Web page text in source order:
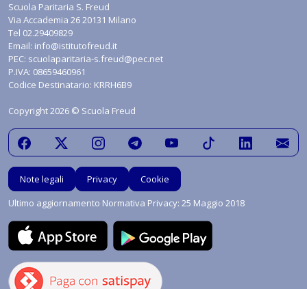
Scuola Paritaria S. Freud
Via Accademia 26 20131 Milano
Tel 02.29409829
Email: info@istitutofreud.it
PEC: scuolaparitaria-s.freud@pec.net
P.IVA: 08659460961
Codice Destinatario: KRRH6B9
Copyright 2026 © Scuola Freud
Note legali Privacy
Cookie
Ultimo aggiornamento Normativa Privacy: 25 Maggio 2018